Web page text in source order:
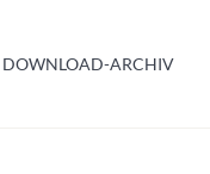
DOWNLOAD-ARCHIV